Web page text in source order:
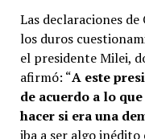
Las declaraciones
los duros
el presidente Milei,
afirmó: “A este
de acuerdo a lo
hacer si era una
iba a ser algo